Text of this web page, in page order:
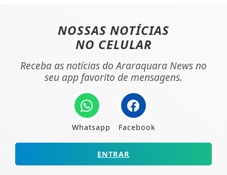
NOSSAS NOTÍCIAS
NO CELULAR
Receba as notícias do Araraquara News no
seu app favorito de mensagens.
Whatsapp Facebook
ENTRAR